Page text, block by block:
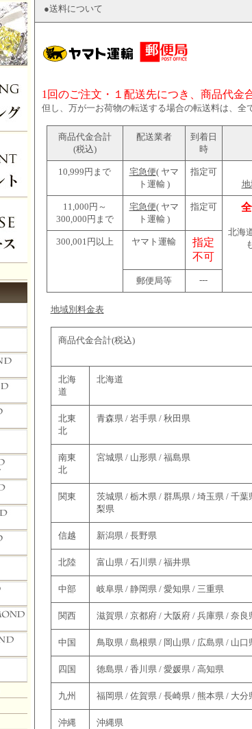
●送料について
1回のご注文・１配送先につき、商品代金
但し、万が一お荷物の転送する場合の転送料は、全
商品代金合計
(税込)
配送業者
到着日
時
10,999円まで 宅急便( ヤマ
ト運輸 )
指定可
11,000円～
300,000円まで
宅急便( ヤマ
ト運輸 )
指定可
北海
300,001円以上 ヤマト運輸
指定
不可
郵便局等 ---
地域別料金表
商品代金合計(税込)
北海
道
北海道
北東
北
青森県 / 岩手県 / 秋田県
南東
北
宮城県 / 山形県 / 福島県
関東
茨城県 / 栃木県 / 群馬県 / 埼玉県 / 千葉
梨県
信越 新潟県 / 長野県
北陸 富山県 / 石川県 / 福井県
中部 岐阜県 / 静岡県 / 愛知県 / 三重県
関西 滋賀県 / 京都府 / 大阪府 / 兵庫県 / 奈良
中国 鳥取県 / 島根県 / 岡山県 / 広島県 / 山口
四国 徳島県 / 香川県 / 愛媛県 / 高知県
九州 福岡県 / 佐賀県 / 長崎県 / 熊本県 / 大
沖縄 沖縄県